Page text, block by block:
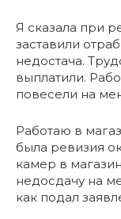
Я сказала при
заставили
недостача.
выплатили.
повесели на
Работаю в
была ревизия
камер в
недосдачу на
как подал